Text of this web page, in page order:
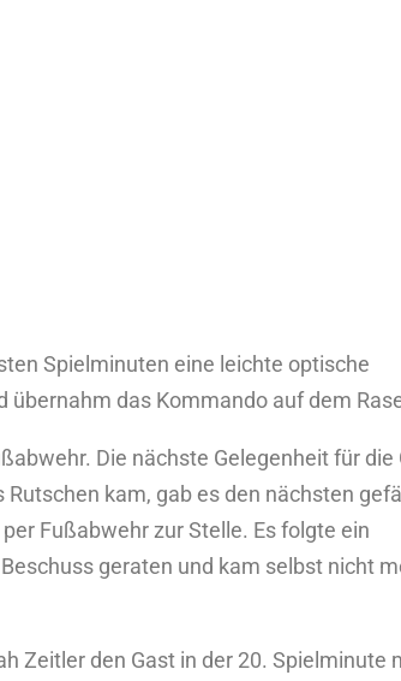
Spielminuten eine leichte optische
übernahm das Kommando auf dem
Die nächste Gelegenheit für die
kam, gab es den nächsten
Fußabwehr zur Stelle. Es folgte ein
geraten und kam selbst nicht
Zeitler den Gast in der 20. Spielminute